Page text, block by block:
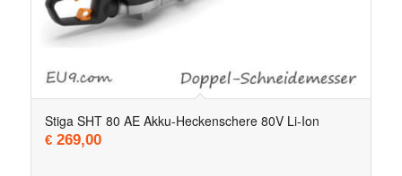
5.00
Stiga SHT 80 AE Akku-Heckenschere 80V Li-Ion
€269,00